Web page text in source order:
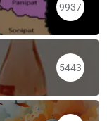
9937
5443